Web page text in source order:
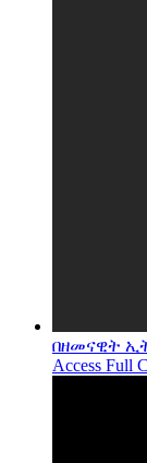
በዘመናዊት
Access Full